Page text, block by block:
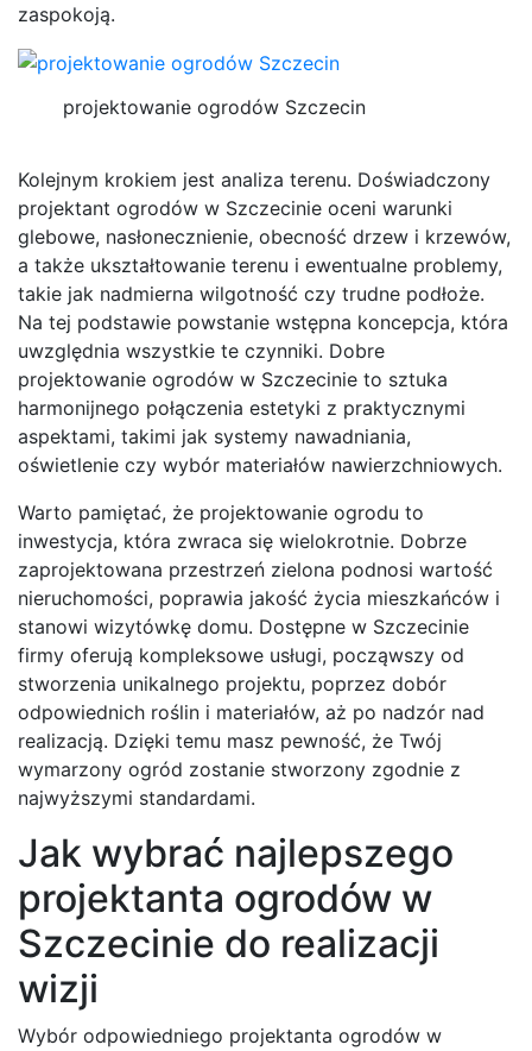
zaspokoją.
projektowanie ogrodów Szczecin
Kolejnym krokiem jest analiza terenu. Doświadczony
projektant ogrodów w Szczecinie oceni warunki
glebowe, nasłonecznienie, obecność drzew i krzewów,
a także ukształtowanie terenu i ewentualne problemy,
takie jak nadmierna wilgotność czy trudne podłoże.
Na tej podstawie powstanie wstępna koncepcja, która
uwzględnia wszystkie te czynniki. Dobre
projektowanie ogrodów w Szczecinie to sztuka
harmonijnego połączenia estetyki z praktycznymi
aspektami, takimi jak systemy nawadniania,
oświetlenie czy wybór materiałów nawierzchniowych.
Warto pamiętać, że projektowanie ogrodu to
inwestycja, która zwraca się wielokrotnie. Dobrze
zaprojektowana przestrzeń zielona podnosi wartość
nieruchomości, poprawia jakość życia mieszkańców i
stanowi wizytówkę domu. Dostępne w Szczecinie
firmy oferują kompleksowe usługi, począwszy od
stworzenia unikalnego projektu, poprzez dobór
odpowiednich roślin i materiałów, aż po nadzór nad
realizacją. Dzięki temu masz pewność, że Twój
wymarzony ogród zostanie stworzony zgodnie z
najwyższymi standardami.
Jak wybrać najlepszego
projektanta ogrodów w
Szczecinie do realizacji
wizji
Wybór odpowiedniego projektanta ogrodów w